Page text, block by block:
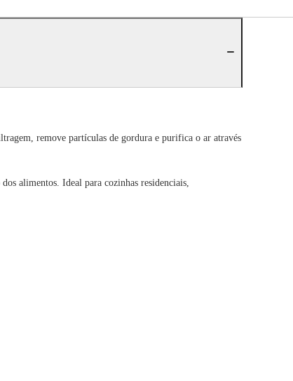
remove partículas de gordura e purifica o ar através
alimentos. Ideal para cozinhas residenciais,